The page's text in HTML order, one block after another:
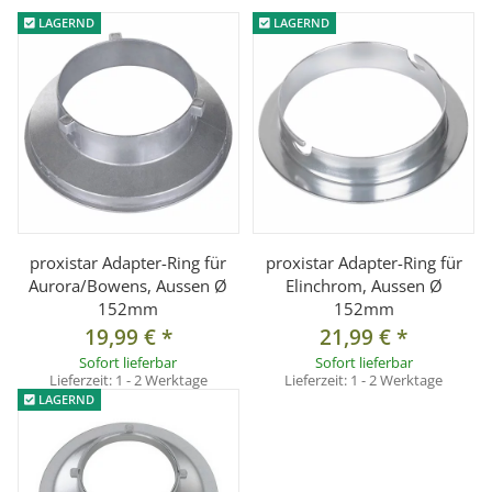
° zur Akzentsetzung
° bringen Sie mehr Brillanz in Ihre Bilder
° einfache Montage und Handhabung
° Kräftige Lichtwirkung durch den Wabeneinsatz
° Ideal für Hintergrundbeleuchtung oder Effekte
° Geeignet für Adapter mit 152mm Durchmesser
Aufnahme
Technische Daten:
Durchmesser Wabenseite: ca. 7cm
Durchmesser Anschlussseite: ca. 18cm
Höhe: ca. 25cm
LAGERND
proxistar Adapter-Ring für
Aurora/Bowens, Aussen Ø
152mm
19,99 €*
Sofort lieferbar
Lieferzeit: 1 - 2 Werktage
LAGERND
proxistar Adapter-Ring für
Elinchrom, Aussen Ø
152mm
21,99 €*
Sofort lieferbar
Lieferzeit: 1 - 2 Werktage
LAGERND